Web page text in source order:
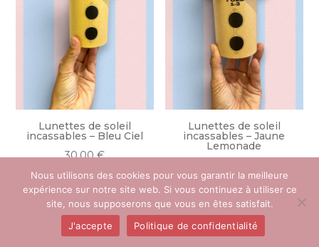
Lunettes de soleil
incassables – Bleu Ciel
30.00€
Lunettes de soleil
incassables – Jaune
Lemonade
Nous utilisons des cookies pour vous garantir la meilleure
expérience sur notre site web. Si vous continuez à utiliser ce
site, nous supposerons que vous en êtes satisfait.
J'accepte
Politique de confidentialité